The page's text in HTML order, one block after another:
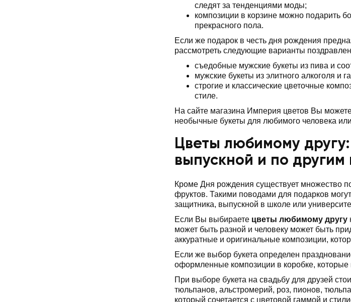
следят за тенденциями моды;
композиции в корзине можно подарить
прекрасного пола.
Если же подарок в честь дня рождения
рассмотреть следующие варианты
съедобные мужские букеты из пива и
мужские букеты из элитного алкоголя и
строгие и классические цветочные
стиле.
На сайте магазина Империя цветов Вы
необычные букеты для любимого человека или
Цветы любимому
выпускной и по другим
Кроме Дня рождения существует множество
фруктов. Такими поводами для подарков
защитника, выпускной в школе или
Если Вы выбираете цветы любимому другу
может быть разной и человеку может быть
аккуратные и оригинальные композиции,
Если же выбор букета определен
оформленные композиции в коробке,
При выборе букета на свадьбу для друзей
тюльпанов, альстромерий, роз, пионов,
который сочетается с цветовой гаммой и